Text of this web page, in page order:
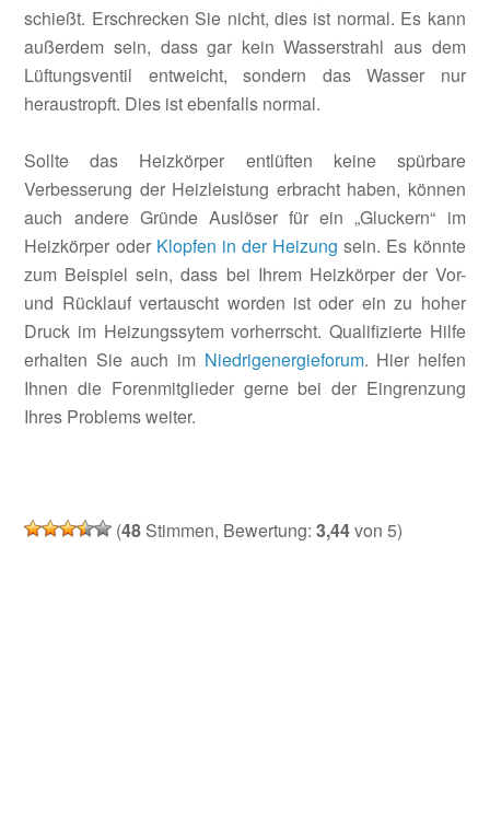
schießt. Erschrecken Sie nicht, dies ist normal. Es kann
außerdem sein, dass gar kein Wasserstrahl aus dem
Lüftungsventil entweicht, sondern das Wasser nur
heraustropft. Dies ist ebenfalls normal.
Sollte das Heizkörper entlüften keine spürbare
Verbesserung der Heizleistung erbracht haben, können
auch andere Gründe Auslöser für ein „Gluckern“ im
Heizkörper oder Klopfen in der Heizung sein. Es könnte
zum Beispiel sein, dass bei Ihrem Heizkörper der Vor-
und Rücklauf vertauscht worden ist oder ein zu hoher
Druck im Heizungssytem vorherrscht. Qualifizierte Hilfe
erhalten Sie auch im Niedrigenergieforum. Hier helfen
Ihnen die Forenmitglieder gerne bei der Eingrenzung
Ihres Problems weiter.
(48 Stimmen, Bewertung:3,44von 5)